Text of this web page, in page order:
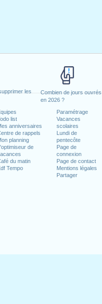
les
Combien de jours ouvrés
en 2026 ?
list
anniversaires
de rappels
planning
de
du matin
Tempo
Paramétrage
Vacances
scolaires
Lundi de
pentecôte
Page de
connexion
Page de contact
Mentions légales
Partager